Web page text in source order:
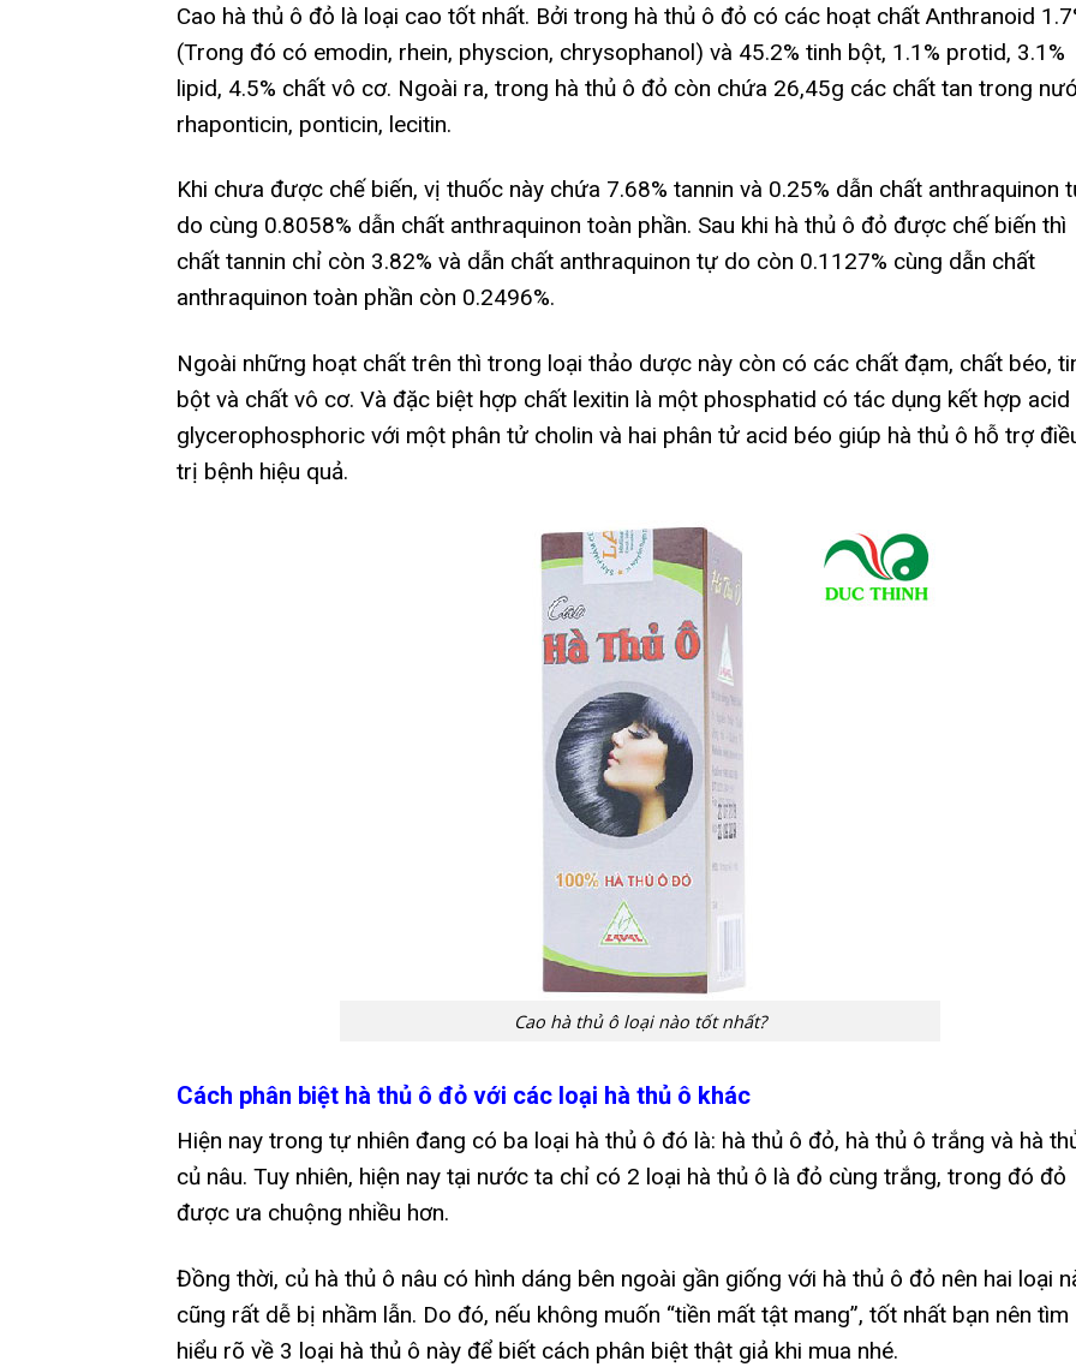
Cao hà thủ ô đỏ là loại cao tốt nhất. Bởi trong hà thủ ô đỏ có các hoạt chất Anthranoid
(Trong đó có emodin, rhein, physcion, chrysophanol) và 45.2% tinh bột, 1.1% protid, 3.1%
lipid, 4.5% chất vô cơ. Ngoài ra, trong hà thủ ô đỏ còn chứa 26,45g các chất tan trong
rhaponticin, ponticin, lecitin.
Khi chưa được chế biến, vị thuốc này chứa 7.68% tannin và 0.25% dẫn chất anthraquinon
do cùng 0.8058% dẫn chất anthraquinon toàn phần. Sau khi hà thủ ô đỏ được chế biến thì
chất tannin chỉ còn 3.82% và dẫn chất anthraquinon tự do còn 0.1127% cùng dẫn chất
anthraquinon toàn phần còn 0.2496%.
Ngoài những hoạt chất trên thì trong loại thảo dược này còn có các chất đạm, chất béo,
bột và chất vô cơ. Và đặc biệt hợp chất lexitin là một phosphatid có tác dụng kết hợp acid
glycerophosphoric với một phân tử cholin và hai phân tử acid béo giúp hà thủ ô hỗ trợ
trị bệnh hiệu quả.
Cao hà thủ ô loại nào tốt nhất?
Cách phân biệt hà thủ ô đỏ với các loại hà thủ ô khác
Hiện nay trong tự nhiên đang có ba loại hà thủ ô đó là: hà thủ ô đỏ, hà thủ ô trắng và hà
củ nâu. Tuy nhiên, hiện nay tại nước ta chỉ có 2 loại hà thủ ô là đỏ cùng trắng, trong đó đỏ
được ưa chuộng nhiều hơn.
Đồng thời, củ hà thủ ô nâu có hình dáng bên ngoài gần giống với hà thủ ô đỏ nên hai loại
cũng rất dễ bị nhầm lẫn. Do đó, nếu không muốn “tiền mất tật mang”, tốt nhất bạn nên tìm
hiểu rõ về 3 loại hà thủ ô này để biết cách phân biệt thật giả khi mua nhé.